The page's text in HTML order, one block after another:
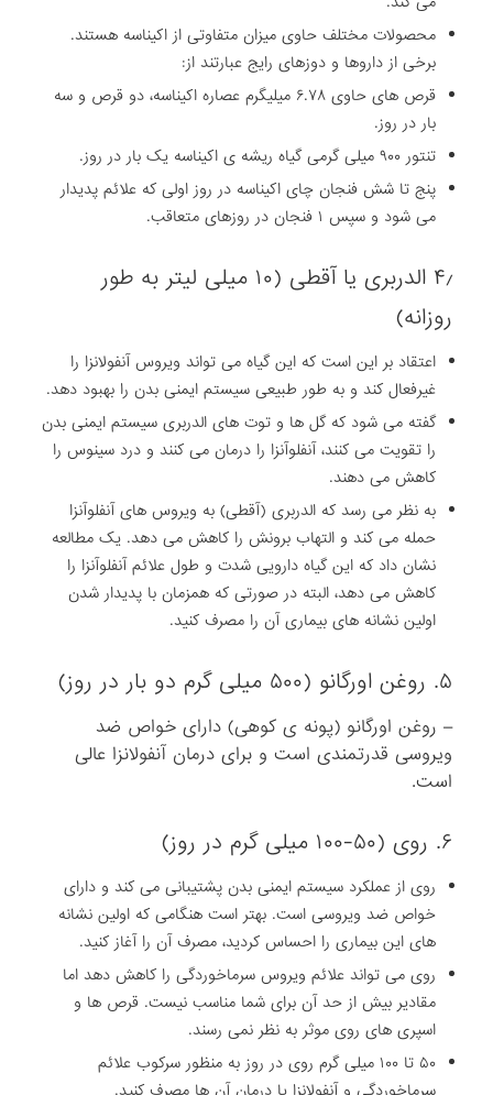
محصولات مختلف حاوی میزان متفاوتی از اکیناسه هستند.
برخی از داروها و دوزهای رایج عبارتند از:
قرص های حاوی ۶.۷۸ میلیگرم عصاره اکیناسه، دو قرص و سه
بار در روز.
تنتور ۹۰۰ میلی گرمی گیاه ریشه ی اکیناسه یک بار در روز.
پنج تا شش فنجان چای اکیناسه در روز اولی که علائم پدیدار
می شود و سپس ۱ فنجان در روزهای متعاقب.
۴٫ الدربری یا آقطی (۱۰ میلی لیتر به طور
روزانه)
اعتقاد بر این است که این گیاه می تواند ویروس آنفولانزا را
غیرفعال کند و به طور طبیعی سیستم ایمنی بدن را بهبود دهد.
گفته می شود که گل ها و توت های الدربری سیستم ایمنی بدن
را تقویت می کنند، آنفلوآنزا را درمان می کنند و درد سینوس را
کاهش می دهند.
به نظر می رسد که الدربری (آقطی) به ویروس های آنفلوآنزا
حمله می کند و التهاب برونش را کاهش می دهد. یک مطالعه
نشان داد که این گیاه دارویی شدت و طول علائم آنفلوآنزا را
کاهش می دهد، البته در صورتی که همزمان با پدیدار شدن
اولین نشانه های بیماری آن را مصرف کنید.
۵. روغن اورگانو (۵۰۰ میلی گرم دو بار در روز)
– روغن اورگانو (پونه ی کوهی) دارای خواص ضد
ویروسی قدرتمندی است و برای درمان آنفولانزا عالی
است.
۶. روی (۵۰-۱۰۰ میلی گرم در روز)
روی از عملکرد سیستم ایمنی بدن پشتیبانی می کند و دارای
خواص ضد ویروسی است. بهتر است هنگامی که اولین نشانه
های این بیماری را احساس کردید، مصرف آن را آغاز کنید.
روی می تواند علائم ویروس سرماخوردگی را کاهش دهد اما
مقادیر بیش از حد آن برای شما مناسب نیست. قرص ها و
اسپری های روی موثر به نظر نمی رسند.
۵۰ تا ۱۰۰ میلی گرم روی در روز به منظور سرکوب علائم